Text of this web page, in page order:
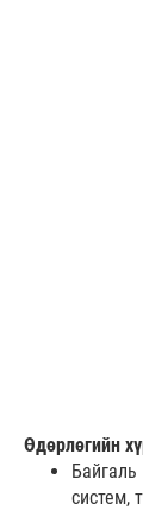
Өдөрлөгийн
систем,